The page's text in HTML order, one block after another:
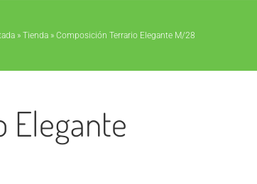
» Tienda » Composición Terrario Elegante M/28
Elegante